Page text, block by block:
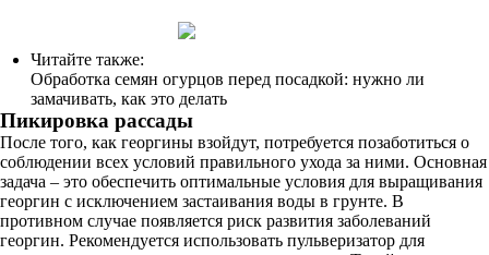
Читайте также:
Обработка семян огурцов перед посадкой: нужно ли
замачивать, как это делать
Пикировка рассады
После того, как георгины взойдут, потребуется позаботиться о
соблюдении всех условий правильного ухода за ними. Основная
задача – это обеспечить оптимальные условия для выращивания
георгин с исключением застаивания воды в грунте. В
противном случае появляется риск развития заболеваний
георгин. Рекомендуется использовать пульверизатор для